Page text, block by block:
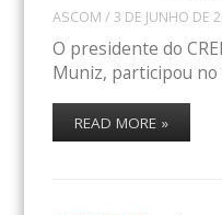
ASCOM / 3 DE JUNHO DE
O presidente do
Muniz, participou no
READ MORE »